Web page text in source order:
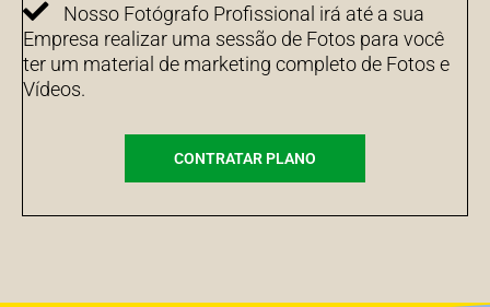
Nosso Fotógrafo Profissional irá até a sua
Empresa realizar uma sessão de Fotos para você
ter um material de marketing completo de Fotos e
Vídeos.
CONTRATAR PLANO